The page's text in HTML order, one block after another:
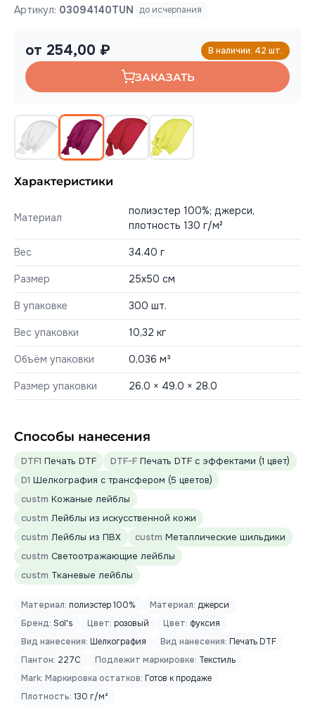
Артикул: 03094140TUN до исчерпания
от 254,00 ₽ В наличии: 42 шт.
ЗАКАЗАТЬ
Характеристики
Материал
полиэстер 100%; джерси,
плотность 130 г/м²
Вес 34.40 г
Размер 25x50 см
В упаковке 300 шт.
Вес упаковки 10,32 кг
Объём упаковки 0,036 м³
Размер упаковки 26.0 × 49.0 × 28.0
Способы нанесения
DTF1 Печать DTF DTF-F Печать DTF с эффектами (1 цвет)
D1 Шелкография с трансфером (5 цветов)
custm Кожаные лейблы
custm Лейблы из искусственной кожи
custm Лейблы из ПВХ custm Металлические шильдики
custm Светоотражающие лейблы
custm Тканевые лейблы
Материал: полиэстер 100% Материал: джерси
Бренд: Sol's Цвет: розовый Цвет: фуксия
Вид нанесения: Шелкография Вид нанесения: Печать DTF
Пантон: 227C Подлежит маркировке: Текстиль
Mark: Маркировка остатков: Готов к продаже
Плотность: 130 г/м²